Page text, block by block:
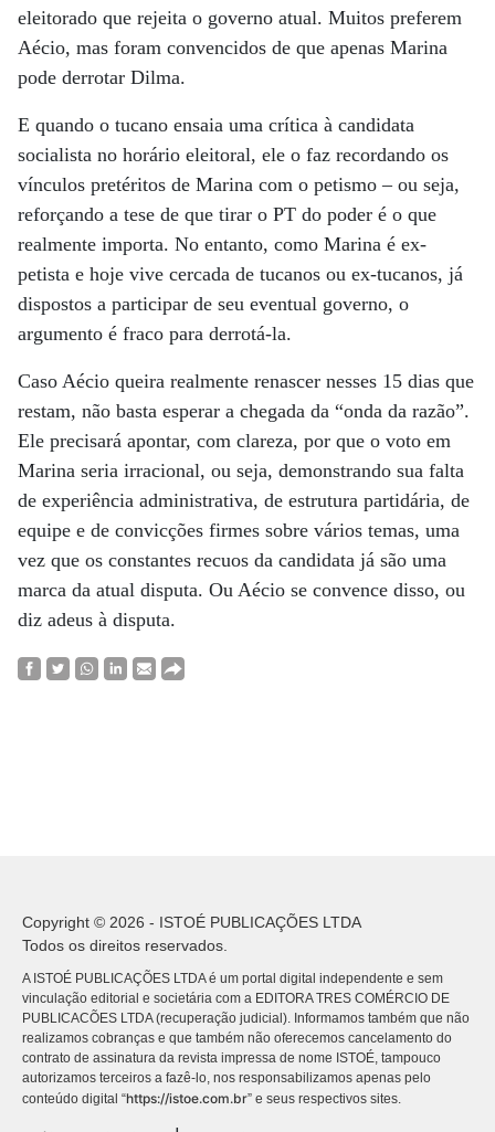
eleitorado que rejeita o governo atual. Muitos preferem
Aécio, mas foram convencidos de que apenas Marina
pode derrotar Dilma.
E quando o tucano ensaia uma crítica à candidata
socialista no horário eleitoral, ele o faz recordando os
vínculos pretéritos de Marina com o petismo – ou seja,
reforçando a tese de que tirar o PT do poder é o que
realmente importa. No entanto, como Marina é ex-
petista e hoje vive cercada de tucanos ou ex-tucanos, já
dispostos a participar de seu eventual governo, o
argumento é fraco para derrotá-la.
Caso Aécio queira realmente renascer nesses 15 dias que
restam, não basta esperar a chegada da “onda da razão”.
Ele precisará apontar, com clareza, por que o voto em
Marina seria irracional, ou seja, demonstrando sua falta
de experiência administrativa, de estrutura partidária, de
equipe e de convicções firmes sobre vários temas, uma
vez que os constantes recuos da candidata já são uma
marca da atual disputa. Ou Aécio se convence disso, ou
diz adeus à disputa.
Copyright © 2026 - ISTOÉ PUBLICAÇÕES LTDA
Todos os direitos reservados.
A ISTOÉ PUBLICAÇÕES LTDA é um portal digital independente e sem
vinculação editorial e societária com a EDITORA TRES COMÉRCIO DE
PUBLICACÕES LTDA (recuperação judicial). Informamos também que não
realizamos cobranças e que também não oferecemos cancelamento do
contrato de assinatura da revista impressa de nome ISTOÉ, tampouco
autorizamos terceiros a fazê-lo, nos responsabilizamos apenas pelo
conteúdo digital “https://istoe.com.br” e seus respectivos sites.